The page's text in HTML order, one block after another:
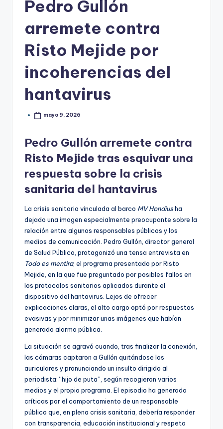
Pedro Gullón
arremete contra
Risto Mejide por
incoherencias del
hantavirus
mayo 9, 2026
Pedro Gullón arremete contra
Risto Mejide tras esquivar una
respuesta sobre la crisis
sanitaria del hantavirus
La crisis sanitaria vinculada al barco MV Hondiusha
dejado una imagen especialmente preocupante sobre la
relación entre algunos responsables públicos y los
medios de comunicación. Pedro Gullón, director general
de Salud Pública, protagonizó una tensa entrevista en
Todo es mentira, el programa presentado por Risto
Mejide, en la que fue preguntado por posibles fallos en
los protocolos sanitarios aplicados durante el
dispositivo del hantavirus. Lejos de ofrecer
explicaciones claras, el alto cargo optó por respuestas
evasivas y por minimizar unas imágenes que habían
generado alarma pública.
La situación se agravó cuando, tras finalizar la conexión,
las cámaras captaron a Gullón quitándose los
auriculares y pronunciando un insulto dirigido al
periodista: “hijo de puta”, según recogieron varios
medios y el propio programa. El episodio ha generado
críticas por el comportamiento de un responsable
público que, en plena crisis sanitaria, debería responder
con transparencia, educación institucional y respeto